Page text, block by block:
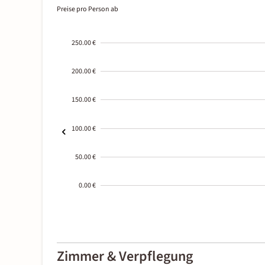
Preise pro Person ab
250.00 €
200.00 €
150.00 €
100.00 €
50.00 €
0.00 €
01-02
Zimmer & Verpflegung